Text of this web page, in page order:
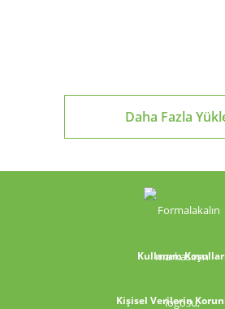
Daha Fazla
Kullanım
Kişisel Verilerin